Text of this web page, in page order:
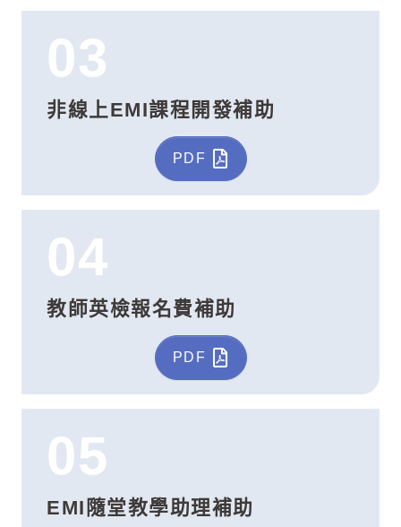
03
非線上EMI課程開發補助
PDF
04
教師英檢報名費補助
PDF
05
EMI隨堂教學助理補助